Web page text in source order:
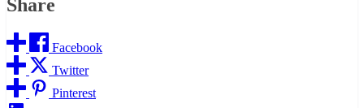
Share
Facebook
Twitter
Pinterest